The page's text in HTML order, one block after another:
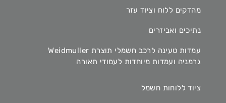
מהדקים ללוח וציוד עזר
נתיכים ואביזרים
עמדות טעינה לרכב חשמלי תוצרת Weidmuller
גרמניה ועמדות מיוחדות לעמודי תאורה
ציוד ללוחות חשמל